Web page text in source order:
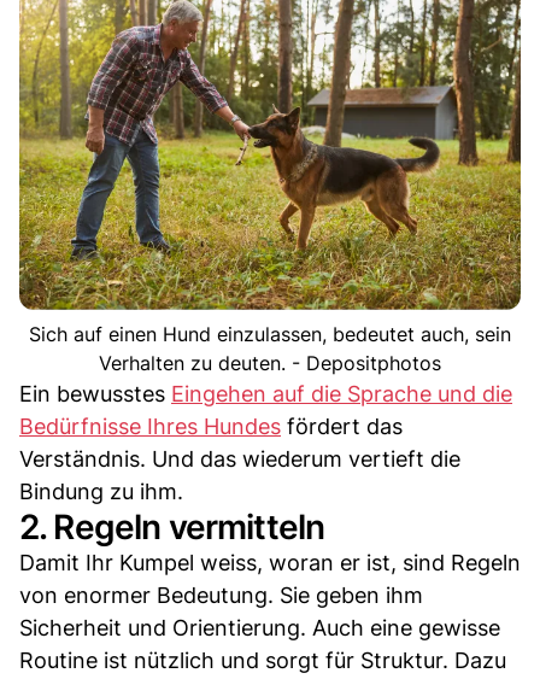
Sich auf einen Hund einzulassen, bedeutet auch, sein
Verhalten zu deuten. - Depositphotos
Ein bewusstes Eingehen auf die Sprache und die
Bedürfnisse Ihres Hundes fördert das
Verständnis. Und das wiederum vertieft die
Bindung zu ihm.
2. Regeln vermitteln
Damit Ihr Kumpel weiss, woran er ist, sind Regeln
von enormer Bedeutung. Sie geben ihm
Sicherheit und Orientierung. Auch eine gewisse
Routine ist nützlich und sorgt für Struktur. Dazu